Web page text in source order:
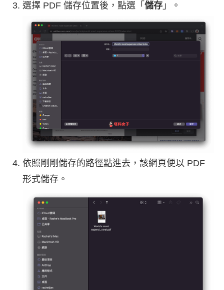
選擇 PDF 儲存位置後，點選「 儲存 」。
依照剛剛儲存的路徑點進去，該網頁便以 PDF
形式儲存。